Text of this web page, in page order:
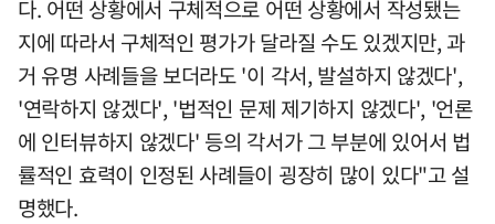
다. 어떤 상황에서 구체적으로 어떤 상황에서 작성됐는
지에 따라서 구체적인 평가가 달라질 수도 있겠지만, 과
거 유명 사례들을 보더라도 '이 각서, 발설하지 않겠다',
'연락하지 않겠다', '법적인 문제 제기하지 않겠다', '언론
에 인터뷰하지 않겠다' 등의 각서가 그 부분에 있어서 법
률적인 효력이 인정된 사례들이 굉장히 많이 있다"고 설
명했다.